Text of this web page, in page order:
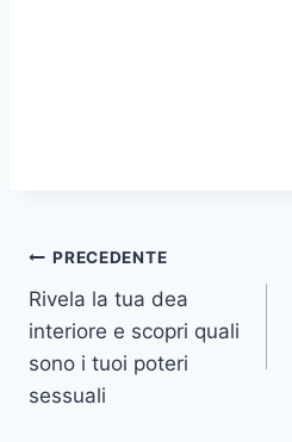
Navigazione
articoli
PRECEDENTE
Rivela la tua dea
interiore e scopri quali
sono i tuoi poteri
sessuali